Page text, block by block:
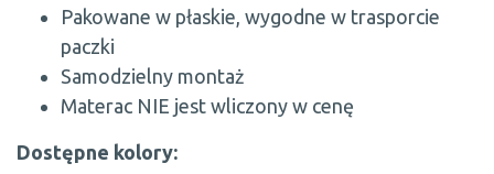
Pakowane w płaskie, wygodne w trasporcie
paczki
Samodzielny montaż
Materac NIE jest wliczony w cenę
Dostępne kolory: